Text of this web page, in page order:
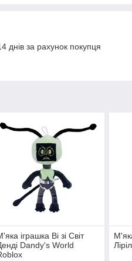
днів за рахунок покупця
іграшка Ві зі Світ
Dandy's World